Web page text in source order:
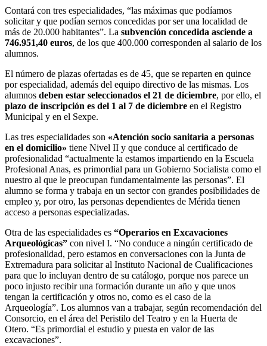
Contará con tres especialidades, “las máximas que podíamos
solicitar y que podían sernos concedidas por ser una localidad de
más de 20.000 habitantes”. La subvención concedida asciende a
746.951,40 euros, de los que 400.000 corresponden al salario de los
alumnos.
El número de plazas ofertadas es de 45, que se reparten en quince
por especialidad, además del equipo directivo de las mismas. Los
alumnos deben estar seleccionados el 21 de diciembre, por ello, el
plazo de inscripción es del 1 al 7 de diciembre en el Registro
Municipal y en el Sexpe.
Las tres especialidades son «Atención socio sanitaria a personas
en el domicilio» tiene Nivel II y que conduce al certificado de
profesionalidad “actualmente la estamos impartiendo en la Escuela
Profesional Anas, es primordial para un Gobierno Socialista como el
nuestro al que le preocupan fundamentalmente las personas”. El
alumno se forma y trabaja en un sector con grandes posibilidades de
empleo y, por otro, las personas dependientes de Mérida tienen
acceso a personas especializadas.
Otra de las especialidades es “Operarios en Excavaciones
Arqueológicas” con nivel I. “No conduce a ningún certificado de
profesionalidad, pero estamos en conversaciones con la Junta de
Extremadura para solicitar al Instituto Nacional de Cualificaciones
para que lo incluyan dentro de su catálogo, porque nos parece un
poco injusto recibir una formación durante un año y que unos
tengan la certificación y otros no, como es el caso de la
Arqueología”. Los alumnos van a trabajar, según recomendación del
Consorcio, en el área del Peristilo del Teatro y en la Huerta de
Otero. “Es primordial el estudio y puesta en valor de las
excavaciones”.